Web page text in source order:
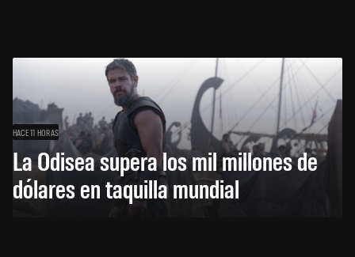
HACE 11 HORAS
La Odisea supera los mil millones de
dólares en taquilla mundial